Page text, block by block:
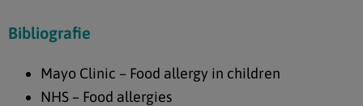
Bibliografie
Mayo Clinic – Food allergy in children
NHS – Food allergies